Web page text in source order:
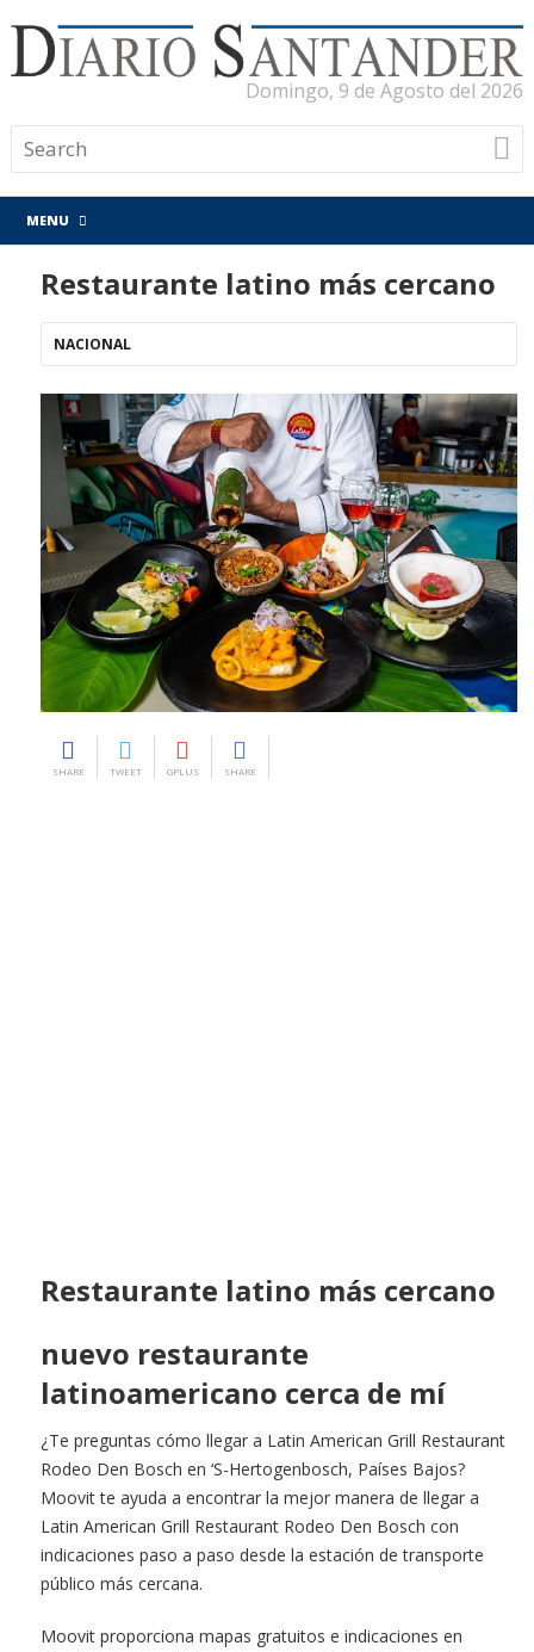
Domingo, 9 de Agosto del 2026
MENU
Restaurante latino más cercano
NACIONAL
SHARE TWEET GPLUS SHARE
Restaurante latino más cercano
nuevo restaurante
latinoamericano cerca de mí
¿Te preguntas cómo llegar a Latin American Grill Restaurant
Rodeo Den Bosch en ‘S-Hertogenbosch, Países Bajos?
Moovit te ayuda a encontrar la mejor manera de llegar a
Latin American Grill Restaurant Rodeo Den Bosch con
indicaciones paso a paso desde la estación de transporte
público más cercana.
Moovit proporciona mapas gratuitos e indicaciones en